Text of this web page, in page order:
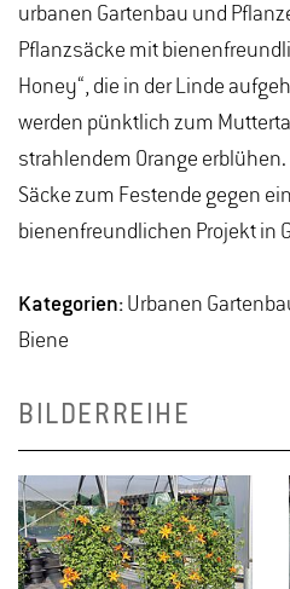
urbanen Gartenbau und
Pflanzsäcke mit
Honey“, die in der Linde
werden pünktlich zum
strahlendem Orange
Säcke zum Festende gegen
bienenfreundlichen Projekt in
Kategorien: Urbanen
Biene
BILDERREIHE